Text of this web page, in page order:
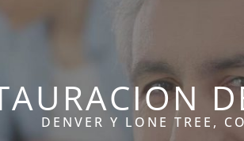
DENVER Y LONE TREE,